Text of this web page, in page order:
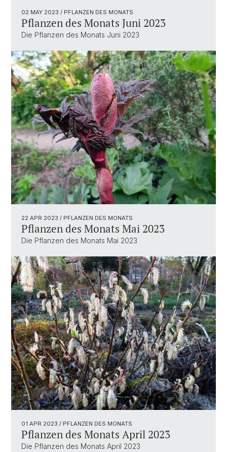
02 MAY 2023 / PFLANZEN DES MONATS
Pflanzen des Monats Juni 2023
Die Pflanzen des Monats Juni 2023
22 APR 2023 / PFLANZEN DES MONATS
Pflanzen des Monats Mai 2023
Die Pflanzen des Monats Mai 2023
01 APR 2023 / PFLANZEN DES MONATS
Pflanzen des Monats April 2023
Die Pflanzen des Monats April 2023